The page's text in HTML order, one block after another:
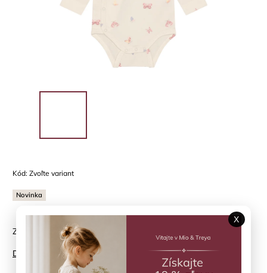
Kód: Zvoľte variant
Novinka
Zavinovacie body Bleached Mauve Fixoni
Detailné informácie
X